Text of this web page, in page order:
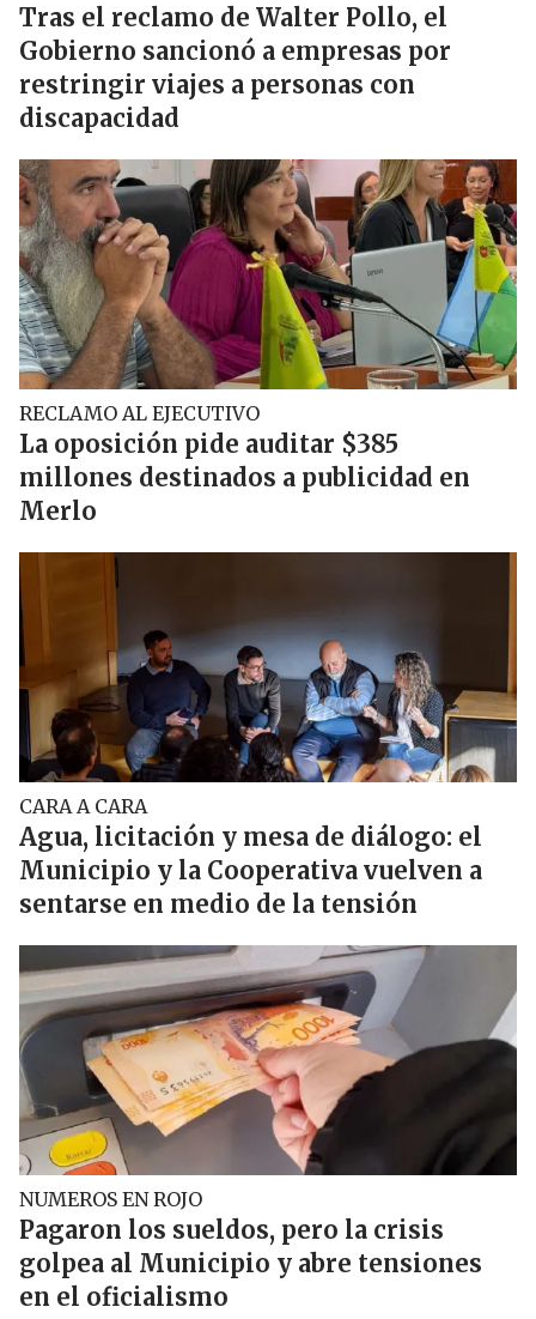
Tras el reclamo de Walter Pollo, el
Gobierno sancionó a empresas por
restringir viajes a personas con
discapacidad
RECLAMO AL EJECUTIVO
La oposición pide auditar $385
millones destinados a publicidad en
Merlo
CARA A CARA
Agua, licitación y mesa de diálogo: el
Municipio y la Cooperativa vuelven a
sentarse en medio de la tensión
NUMEROS EN ROJO
Pagaron los sueldos, pero la crisis
golpea al Municipio y abre tensiones
en el oficialismo